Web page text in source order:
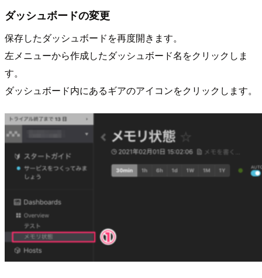
ダッシュボードの変更
保存したダッシュボードを再度開きます。
左メニューから作成したダッシュボード名をクリックしま
す。
ダッシュボード内にあるギアのアイコンをクリックします。